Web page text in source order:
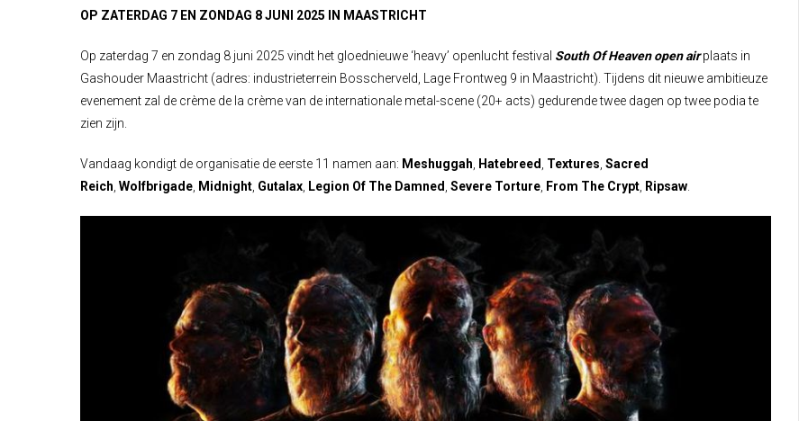
OP ZATERDAG 7 EN ZONDAG 8 JUNI 2025 IN MAASTRICHT
Op zaterdag 7 en zondag 8 juni 2025 vindt het gloednieuwe ‘heavy’ openlucht festival South Of Heaven open airplaats in
Gashouder Maastricht (adres: industrieterrein Bosscherveld, Lage Frontweg 9 in Maastricht). Tijdens dit nieuwe ambitieuze
evenement zal de crème de la crème van de internationale metal-scene (20+ acts) gedurende twee dagen op twee podia te
zien zijn.
Vandaag kondigt de organisatie de eerste 11 namen aan: Meshuggah Hatebreed Textures Sacred
Reich Wolfbrigade Midnight Gutalax Legion Of The Damned Severe Torture From The Crypt Ripsaw